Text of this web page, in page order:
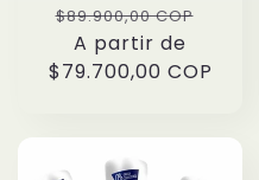
Precio
habitual
$89.900,00 COP
oferta
A partir de
$79.700,00 COP